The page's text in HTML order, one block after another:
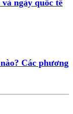
ngày quốc tế
Các phương